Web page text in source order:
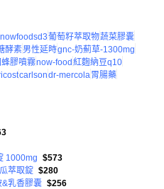
nowfoodsd3葡萄籽萃取物蔬菜膠囊
酵素男性延時gnc-奶薊草-1300mg
膠噴霧now-food 紅麴納豆q10
carlsondr-mercola胃腸藥
1000mg $573
萃取錠 $280
&乳香膠囊 $256